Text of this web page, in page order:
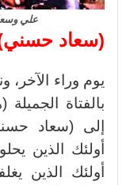
علي
(سعاد
يوم وراء
بالفتاة
إلى (سعاد
أولئك الذين
أولئك الذين